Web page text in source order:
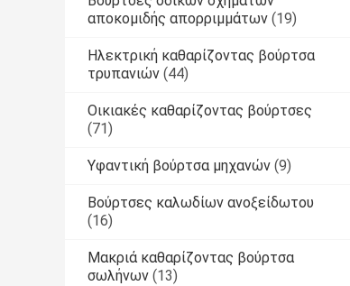
αποκομιδής απορριμμάτων (19)
Ηλεκτρική καθαρίζοντας βούρτσα
τρυπανιών (44)
Οικιακές καθαρίζοντας βούρτσες
(71)
Υφαντική βούρτσα μηχανών (9)
Βούρτσες καλωδίων ανοξείδωτου
(16)
Μακριά καθαρίζοντας βούρτσα
σωλήνων (13)